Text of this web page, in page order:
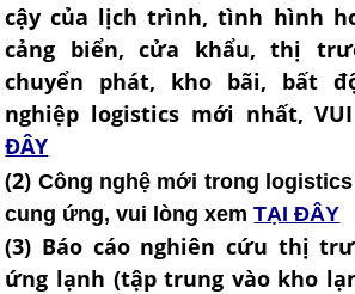
cậy của lịch trình, tình hình
cảng biển, cửa khẩu, thị
chuyển phát, kho bãi, bất
nghiệp logistics mới nhất, VUI
ĐÂY
(2) Công nghệ mới trong
cung ứng, vui lòng xemTẠI ĐÂY
(3) Báo cáo nghiên cứu thị
ứng lạnh (tập trung vào kho